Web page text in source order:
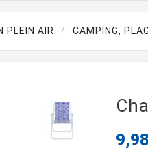
PLEIN AIR CAMPING,